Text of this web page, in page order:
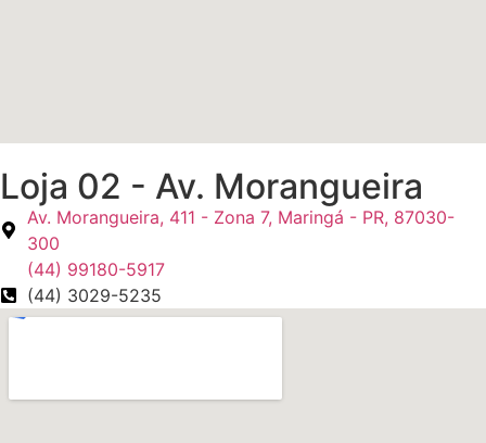
Loja 02 - Av. Morangueira
Av. Morangueira, 411 - Zona 7, Maringá - PR, 87030-
300
(44) 99180-5917
(44) 3029-5235